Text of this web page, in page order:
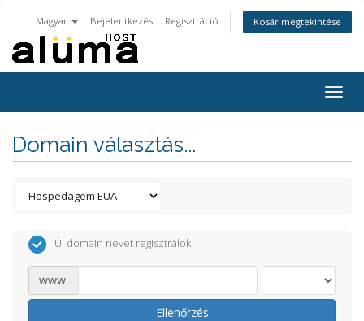
Magyar Bejelentkezés Regisztráció Kosár megtekintése
Domain választás...
Új domain nevet regisztrálok
www.
Ellenőrzés